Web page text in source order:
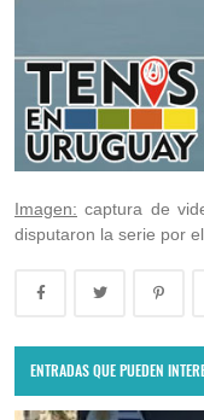
Imagen: captura de
disputaron la serie por
ENTRADAS QUE PUEDEN